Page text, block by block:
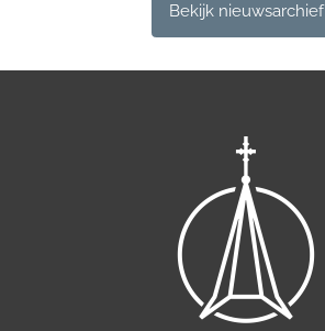
Bekijk nieuwsarchief